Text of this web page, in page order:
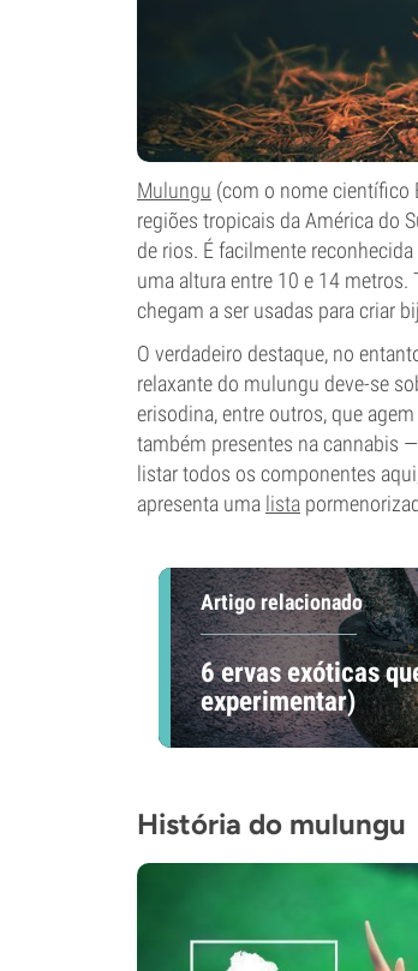
Mulungu (com o nome científico
regiões tropicais da América do
de rios. É facilmente
uma altura entre 10 e 14 metros.
chegam a ser usadas para criar
O verdadeiro destaque, no
relaxante do mulungu deve-se
erisodina, entre outros, que
também presentes na cannabis
listar todos os componentes
apresenta uma lista
Artigo relacionado
6 ervas exóticas
experimentar)
História do mulungu